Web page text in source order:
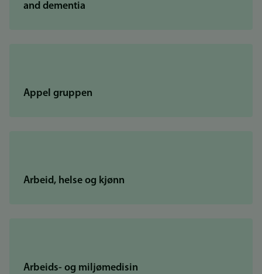
and dementia
Appel gruppen
Arbeid, helse og kjønn
Arbeids- og miljømedisin